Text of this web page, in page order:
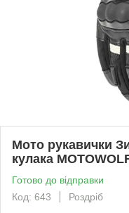
Мото рукавички
кулака
Готово до відправки
Код: 643
Роздріб